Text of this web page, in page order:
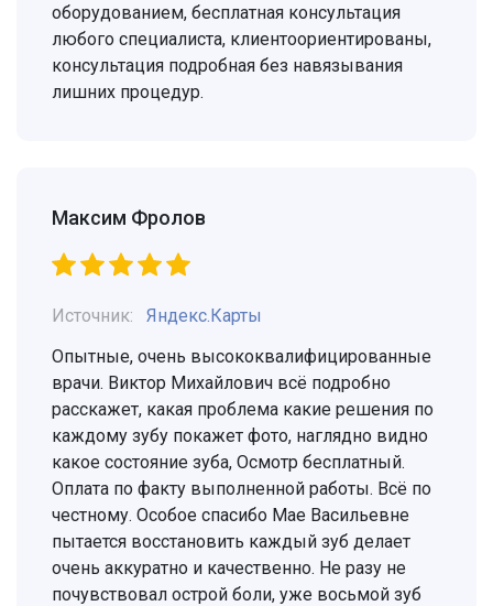
оборудованием, бесплатная консультация
любого специалиста, клиентоориентированы,
консультация подробная без навязывания
лишних процедур.
Максим Фролов
Источник:
Яндекс.Карты
Опытные, очень высококвалифицированные
врачи. Виктор Михайлович всё подробно
расскажет, какая проблема какие решения по
каждому зубу покажет фото, наглядно видно
какое состояние зуба, Осмотр бесплатный.
Оплата по факту выполненной работы. Всё по
честному. Особое спасибо Мае Васильевне
пытается восстановить каждый зуб делает
очень аккуратно и качественно. Не разу не
почувствовал острой боли, уже восьмой зуб